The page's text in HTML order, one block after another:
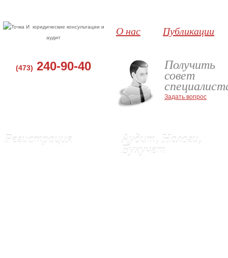
юридические консультации и
аудит
(473) 240-90-40
О нас Публикации
Получить
совет
Задать вопрос
Регистрация
Аудит, Налоги,
Бухучет